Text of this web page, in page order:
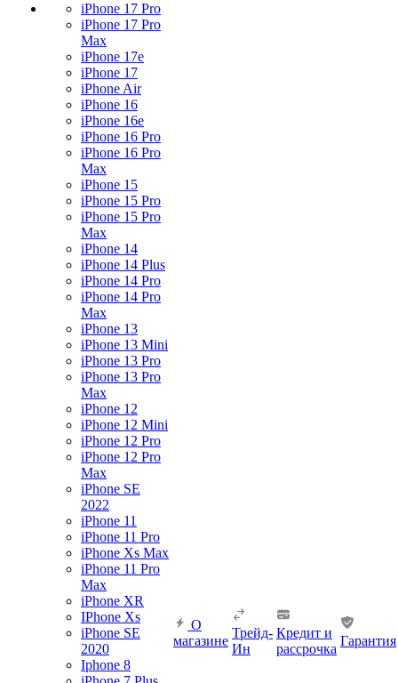
iPhone 17 Pro
iPhone 17 Pro
Max
iPhone 17e
iPhone 17
iPhone Air
iPhone 16
iPhone 16e
iPhone 16 Pro
iPhone 16 Pro
Max
iPhone 15
iPhone 15 Pro
iPhone 15 Pro
Max
iPhone 14
iPhone 14 Plus
iPhone 14 Pro
iPhone 14 Pro
Max
iPhone 13
iPhone 13 Mini
iPhone 13 Pro
iPhone 13 Pro
Max
iPhone 12
iPhone 12 Mini
iPhone 12 Pro
iPhone 12 Pro
Max
iPhone SE
2022
iPhone 11
iPhone 11 Pro
iPhone Xs Max
iPhone 11 Pro
Max
iPhone XR
IPhone Xs
iPhone SE
2020
Iphone 8
О
магазине
Трейд-
Ин
Кредит и
рассрочка
Гарантия